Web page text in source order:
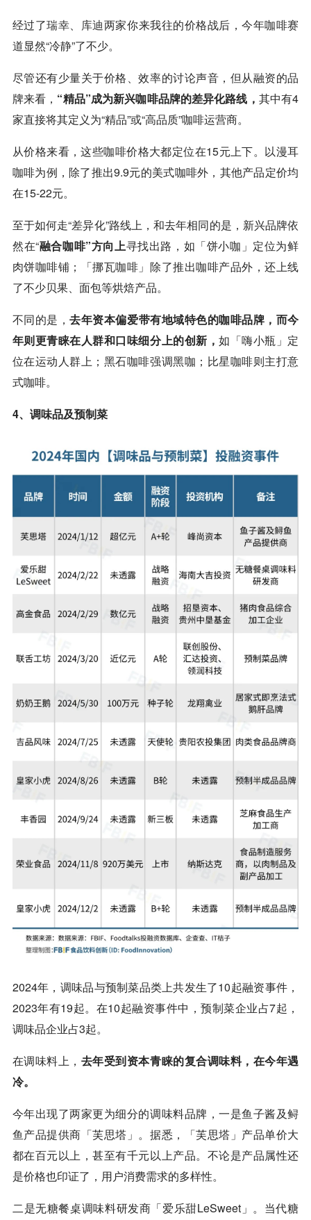
经过了瑞幸、 库迪两家你来我往的价格战后，今年咖啡赛
道显然“冷静”了不少。
尽管还有少量关于价格、效率的讨论声音，但从融资的品
牌来看， “精品”成为新兴咖啡品牌的差异化路线， 其中有4
家直接将其定义为“精品”或“高品质”咖啡运营商。
从价格来看，这些咖啡价格大都定位在15元上下。以漫耳
咖啡为例，除了推出9.9元的美式咖啡外，其他产品定价均
在15-22元。
至于如何走“差异化”路线上，和去年相同的是，新兴品牌依
然在“融合咖啡”方向上寻找出路，如「饼小咖」定位为鲜
肉饼咖啡铺；「挪瓦咖啡」除了推出咖啡产品外，还上线
了不少贝果、面包等烘焙产品。
不同的是，去年资本偏爱带有地域特色的咖啡品牌，而今
年则更青睐在人群和口味细分上的创新，如「嗨小瓶」定
位在运动人群上；黑石咖啡强调黑咖；比星咖啡则主打意
式咖啡。
4、调味品及预制菜
2024年，调味品与预制菜品类上共发生了10起融资事件，
2023年有19起。在10起融资事件中，预制菜企业占7起，
调味品企业占3起。
在调味料上， 去年受到资本青睐的复合调味料，在今年遇
冷。
今年出现了两家更为细分的调味料品牌，一是鱼子酱及鲟
鱼产品提供商「芙思塔」。据悉，「芙思塔」产品单价大
都在百元以上，甚至有千元以上产品。不论是产品属性还
是价格也印证了，用户消费需求的多样性。
二是无糖餐桌调味料研发商「爱乐甜LeSweet」。当代糖